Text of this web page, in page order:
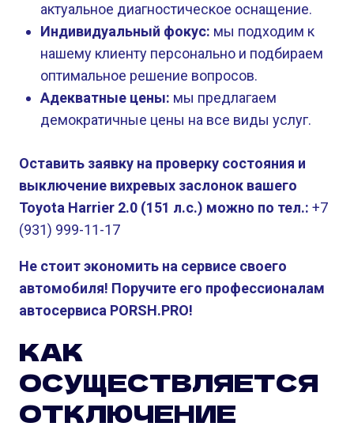
актуальное диагностическое оснащение.
Индивидуальный фокус: мы подходим к
нашему клиенту персонально и подбираем
оптимальное решение вопросов.
Адекватные цены: мы предлагаем
демократичные цены на все виды услуг.
Оставить заявку на проверку состояния и
выключение вихревых заслонок вашего
Toyota Harrier 2.0 (151 л.с.) можно по тел.: +7
(931) 999-11-17
Не стоит экономить на сервисе своего
автомобиля! Поручите его профессионалам
автосервиса PORSH.PRO!
КАК
ОСУЩЕСТВЛЯЕТСЯ
ОТКЛЮЧЕНИЕ